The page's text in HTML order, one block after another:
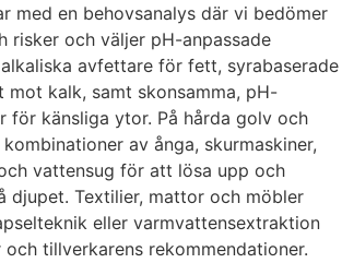
med en behovsanalys där vi bedömer
risker och väljer pH-anpassade
avfettare för fett, syrabaserade
mot kalk, samt skonsamma, pH-
för känsliga ytor. På hårda golv och
av ånga, skurmaskiner,
vattensug för att lösa upp och
djupet. Textilier, mattor och möbler
eller varmvattensextraktion
tillverkarens rekommendationer.